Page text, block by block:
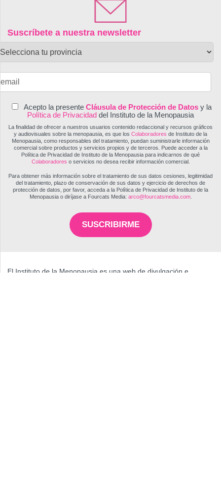
Suscríbete a nuestra newsletter
Acepto la presente Cláusula de Protección de Datosy la
Política de Privacidad del Instituto de la Menopausia
La finalidad de ofrecer a nuestros usuarios contenido redaccional y recursos gráficos
y audiovisuales sobre la menopausia, es que los Colaboradores de Instituto de la
Menopausia, como responsables del tratamiento, puedan suministrarle información
comercial sobre productos y servicios propios y de terceros. Puede acceder a la
Política de Privacidad de Instituto de la Menopausia para indicarnos de qué
Colaboradores o servicios no desea recibir información comercial.
Para obtener más información sobre el tratamiento de sus datos cesiones, legitimidad
del tratamiento, plazo de conservación de sus datos y ejercicio de derechos de
protección de datos, por favor, acceda a la Política de Privacidad de Instituto de la
Menopausia o diríjase a Fourcats Media: arco@fourcatsmedia.com.
SUSCRIBIRME
El Instituto de la Menopausia es una web de divulgación e